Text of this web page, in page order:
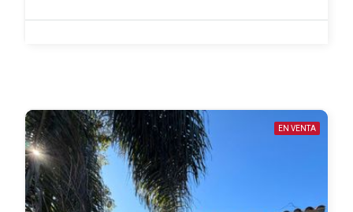
EN VENTA